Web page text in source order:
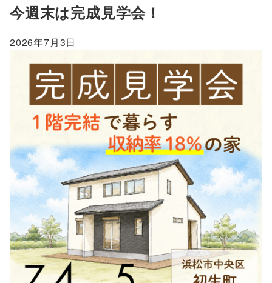
今週末は完成見学会！
2026年7月3日